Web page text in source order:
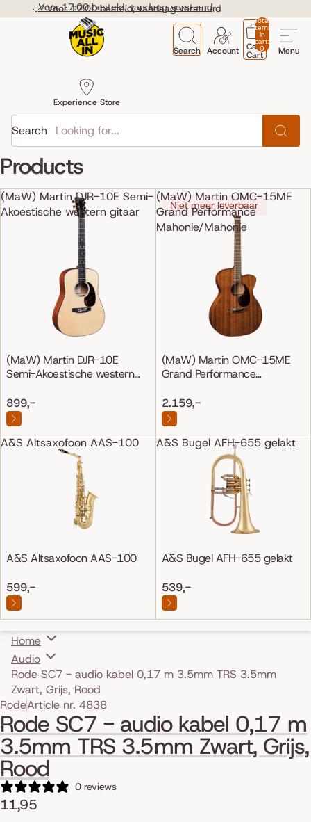
Voor 17:00 besteld, vandaag verstuurd
Voor 17:00 besteld, vandaag verstuurd
Menu
Search
Experience Store
Account
Total
items
in
cart:
0
Cart
Cart
Search
Products
(MaW) Martin DJR-10E Semi-
Akoestische western gitaar
(MaW) Martin DJR-10E
Semi-Akoestische western
899,-
(MaW) Martin OMC-15ME
Grand Performance
Mahonie/Mahonie
Niet meer leverbaar
(MaW) Martin OMC-15ME
Grand Performance
2.159,-
A&S Altsaxofoon AAS-100
A&S Altsaxofoon AAS-100
599,-
A&S Bugel AFH-655 gelakt
A&S Bugel AFH-655 gelakt
539,-
Home
Audio
Rode SC7 - audio kabel 0,17 m 3.5mm TRS 3.5mm
Zwart, Grijs, Rood
Skip to product information
RodeArticle nr. 4838
Rode SC7 - audio kabel 0,17 m
3.5mm TRS 3.5mm Zwart, Grijs,
Rood
0 reviews
11,95